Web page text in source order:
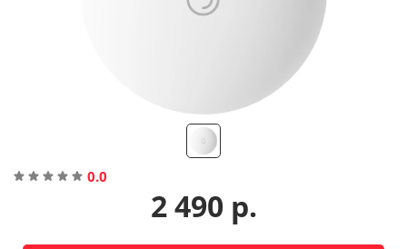
0.0
2 490 р.
Подарочные сертификаты
Бонусная программа